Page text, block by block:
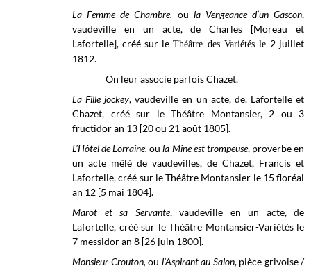
La Femme de Chambre, ou la Vengeance d’un Gascon,
vaudeville en un acte, de Charles [Moreau et
Lafortelle], créé sur leThéâtre des Variétés le 2 juillet
1812.
On leur associe parfois Chazet.
La Fille jockey, vaudeville en un acte, de. Lafortelle et
Chazet, créé sur le Théâtre Montansier, 2 ou 3
fructidor an 13 [20 ou 21 août 1805].
L'Hôtel de Lorraine,ou la Mine est trompeuse, proverbe en
un acte mêlé de vaudevilles, de Chazet, Francis et
Lafortelle, créé sur leThéâtre Montansier le 15 floréal
an 12 [5 mai 1804].
Marot et sa Servante, vaudeville en un acte, de
Lafortelle, créé sur le Théâtre Montansier-Variétés le
7 messidor an 8 [26 juin 1800].
Monsieur Crouton, ou l’Aspirant au Salon, pièce grivoise /